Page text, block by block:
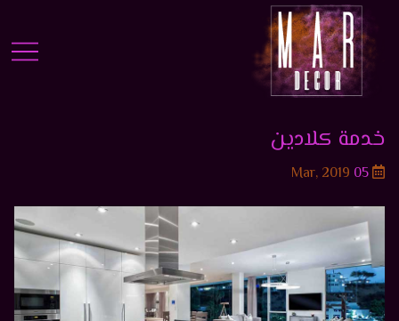
خدمة كلادين
05
2019 ,Mar